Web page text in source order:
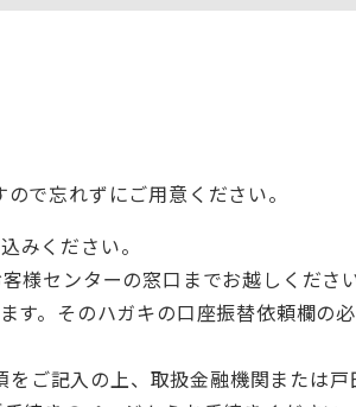
で忘れずにご用意ください。
みください。
様センターの窓口までお越しください
す。そのハガキの口座振替依頼欄の
ご記入の上、取扱金融機関または戸